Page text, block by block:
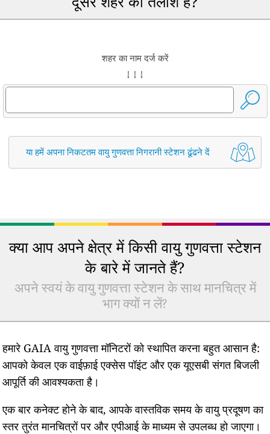
शहर का नाम दर्ज करें
↓ ↓ ↓
या हमें अपना निकटतम वायु गुणवत्ता निगरानी स्टेशन ढूंढने दें
क्या आप अपने क्षेत्र में किसी वायु गुणवत्ता स्टेशन
के बारे में जानते हैं?
अपने स्वयं के वायु गुणवत्ता स्टेशन के साथ मानचित्र में
भाग क्यों न लें?
हमारे GAIA वायु गुणवत्ता मॉनिटरों को स्थापित करना बहुत आसान है:
आपको केवल एक वाईफ़ाई एक्सेस पॉइंट और एक यूएसबी संगत बिजली
आपूर्ति की आवश्यकता है।
एक बार कनेक्ट होने के बाद, आपके वास्तविक समय के वायु प्रदूषण का
स्तर तुरंत मानचित्रों पर और एपीआई के माध्यम से उपलब्ध हो जाएगा।